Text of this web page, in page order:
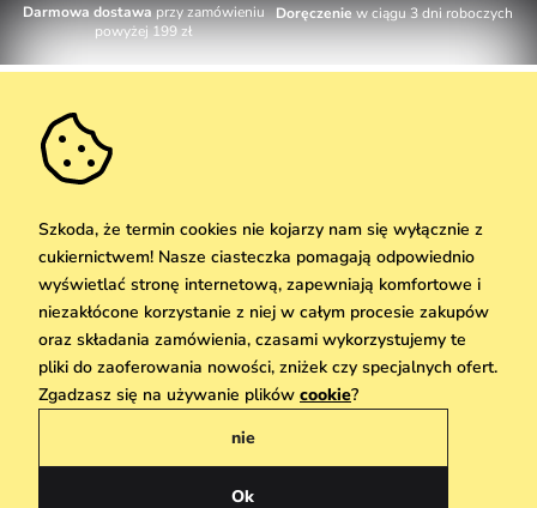
Darmowa dostawaprzy zamówieniu
powyżej 199 zł
Doręczeniew ciągu 3 dni roboczych
W dni robocze Pn-Pt: 8-17h
info@vuch.pl
+48 17 283 29 55
Informacje o zakupie
Kontakt
Najczęściej zadawane pytania
Materiały i pielęgnacja
Dostawa i płatność
Zwroty i reklamacje
O nas
Kariera
Karta podarunkowa
Hurtownia
We Care
Sklepy
Praha
Nie możesz zaprzepaścić takiej okazji!
Nowości
Zniżki Okazja
Odbiór
Zasady danych osobowych znajdziesztutaj
Copyright © 2026 Vuch Sp. z o. o. Wszelkie prawa zastrzeżone. Techniczna
realizacjaSimplia.cz
Szkoda, że termin cookies nie kojarzy nam się wyłącznie z
cukiernictwem! Nasze ciasteczka pomagają odpowiednio
wyświetlać stronę internetową, zapewniają komfortowe i
niezakłócone korzystanie z niej w całym procesie zakupów
oraz składania zamówienia, czasami wykorzystujemy te
pliki do zaoferowania nowości, zniżek czy specjalnych ofert.
Zgadzasz się na używanie plików cookie?
nie
Ok